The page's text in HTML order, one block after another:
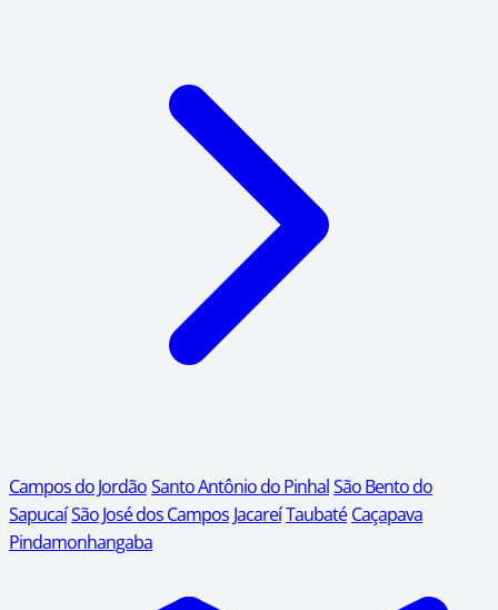
Campos do JordãoSanto Antônio do PinhalSão Bento do
SapucaíSão José dos Campos JacareíTaubaté Caçapava
Pindamonhangaba